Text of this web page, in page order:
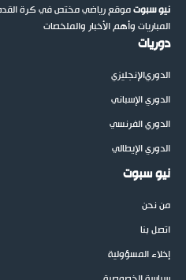
نيو سبوتموقع رياضي مختص في كرة القدم
المباريات وأهم الأخبار والملخصات
دوريات
الدوريالإنجليزي
الدوري الإسباني
الدوري الفرنسي
الدوري الإيطالي
نيو سبوت
من نحن
اتصل بنا
إخلاء المسؤولية